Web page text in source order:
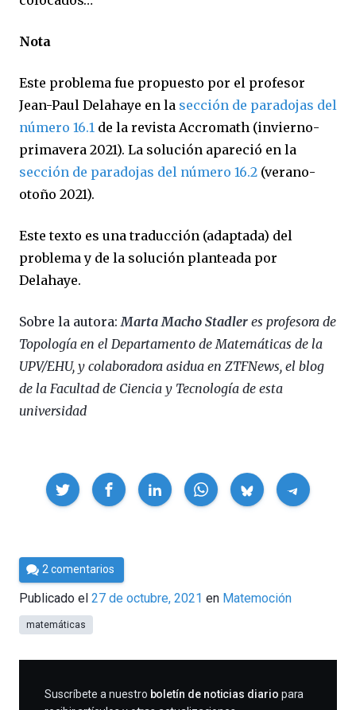
Nota
Este problema fue propuesto por el profesor
Jean-Paul Delahaye en la sección de paradojas del
número 16.1 de la revista Accromath (invierno-
primavera 2021). La solución apareció en la
sección de paradojas del número 16.2 (verano-
otoño 2021).
Este texto es una traducción (adaptada) del
problema y de la solución planteada por
Delahaye.
Sobre la autora: Marta Macho Stadler es profesora de
Topología en el Departamento de Matemáticas de la
UPV/EHU, y colaboradora asidua en ZTFNews, el blog
de la Facultad de Ciencia y Tecnología de esta
universidad
Compartir
Por
César
Tomé
2 comentarios
Publicado el 27 de octubre, 2021 en Matemoción
matemáticas
SUSCRIBIRME
Suscríbete a nuestro boletín de noticias diario para